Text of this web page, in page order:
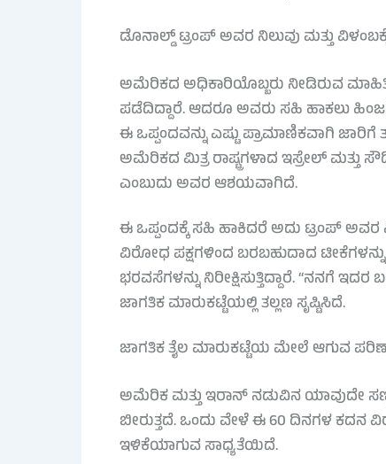
ಡೊನಾಲ್ಡ್ ಟ್ರಂಪ್ ಅವರ ನಿಲುವು ಮತ್ತು
ಅಮೆರಿಕದ ಅಧಿಕಾರಿಯೊಬ್ಬರು ನೀಡಿರುವ
ಪಡೆದಿದ್ದಾರೆ. ಆದರೂ ಅವರು ಸಹಿ ಹಾಕಲು
ಈ ಒಪ್ಪಂದವನ್ನು ಎಷ್ಟು ಪ್ರಾಮಾಣಿಕವಾಗಿ
ಅಮೆರಿಕದ ಮಿತ್ರ ರಾಷ್ಟ್ರಗಳಾದ ಇಸ್ರೇಲ್
ಎಂಬುದು ಅವರ ಆಶಯವಾಗಿದೆ.
ಈ ಒಪ್ಪಂದಕ್ಕೆ ಸಹಿ ಹಾಕಿದರೆ ಅದು ಟ್ರಂಪ್ ಅವರ
ವಿರೋಧ ಪಕ್ಷಗಳಿಂದ ಬರಬಹುದಾದ ಟೀಕೆಗಳನ್ನು
ಭರವಸೆಗಳನ್ನು ನಿರೀಕ್ಷಿಸುತ್ತಿದ್ದಾರೆ. “ನನಗೆ
ಜಾಗತಿಕ ಮಾರುಕಟ್ಟೆಯಲ್ಲಿ ತಲ್ಲಣ ಸೃಷ್ಟಿಸಿದೆ.
ಜಾಗತಿಕ ತೈಲ ಮಾರುಕಟ್ಟೆಯ ಮೇಲೆ ಆಗುವ
ಅಮೆರಿಕ ಮತ್ತು ಇರಾನ್ ನಡುವಿನ ಯಾವುದೇ
ಬೀರುತ್ತದೆ. ಒಂದು ವೇಳೆ ಈ 60 ದಿನಗಳ
ಇಳಿಕೆಯಾಗುವ ಸಾಧ್ಯತೆಯಿದೆ.